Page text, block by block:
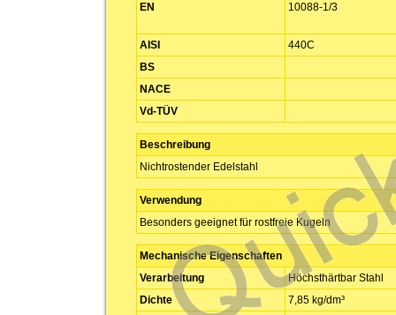
EN
10088-1/3
AISI
440C
BS
NACE
Vd-TÜV
Beschreibung
Nichtrostender Edelstahl
Verwendung
Besonders geeignet für rostfreie Kugeln
Mechanische Eigenschaften
Verarbeitung
Höchsthärtbar Stahl
Dichte
7,85 kg/dm³